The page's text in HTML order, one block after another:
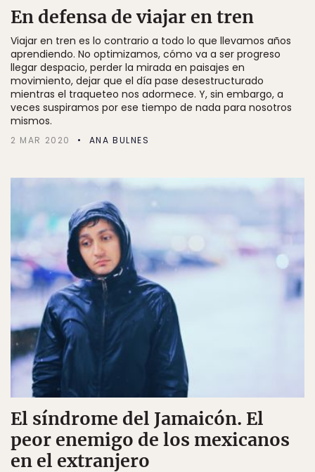
En defensa de viajar en tren
Viajar en tren es lo contrario a todo lo que llevamos años
aprendiendo. No optimizamos, cómo va a ser progreso
llegar despacio, perder la mirada en paisajes en
movimiento, dejar que el día pase desestructurado
mientras el traqueteo nos adormece. Y, sin embargo, a
veces suspiramos por ese tiempo de nada para nosotros
mismos.
2 MAR 2020 ANA BULNES
El síndrome del Jamaicón. El
peor enemigo de los mexicanos
en el extranjero